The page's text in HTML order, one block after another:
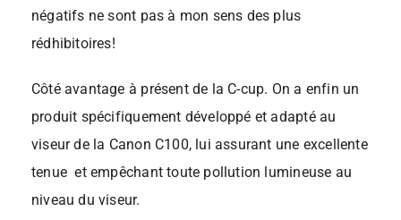
négatifs ne sont pas à mon sens des plus
rédhibitoires!
Côté avantage à présent de la C-cup. On a enfin un
produit spécifiquement développé et adapté au
viseur de la Canon C100, lui assurant une excellente
tenue et empêchant toute pollution lumineuse au
niveau du viseur.